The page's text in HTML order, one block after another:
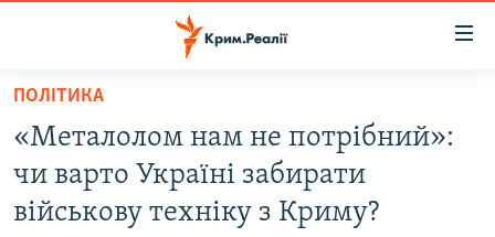
Перейти
основного
матеріалу
Перейти
до
ВІДЕО ТА ФОТО
ПОЛІТИКА
«Металолом нам не потрібний»:
чи варто Україні забирати
військову техніку з Криму?